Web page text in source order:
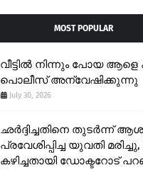
MOST POPULAR
വീട്ടിൽ നിന്നും പോയ
പൊലീസ് അന്വേഷിക്കുന്നു
July 30, 2026
ഛർദ്ദിച്ചതിനെ തുടർന്ന്
പ്രവേശിപ്പിച്ച യുവതി
കഴിച്ചതായി ഡോക്ടറോട്